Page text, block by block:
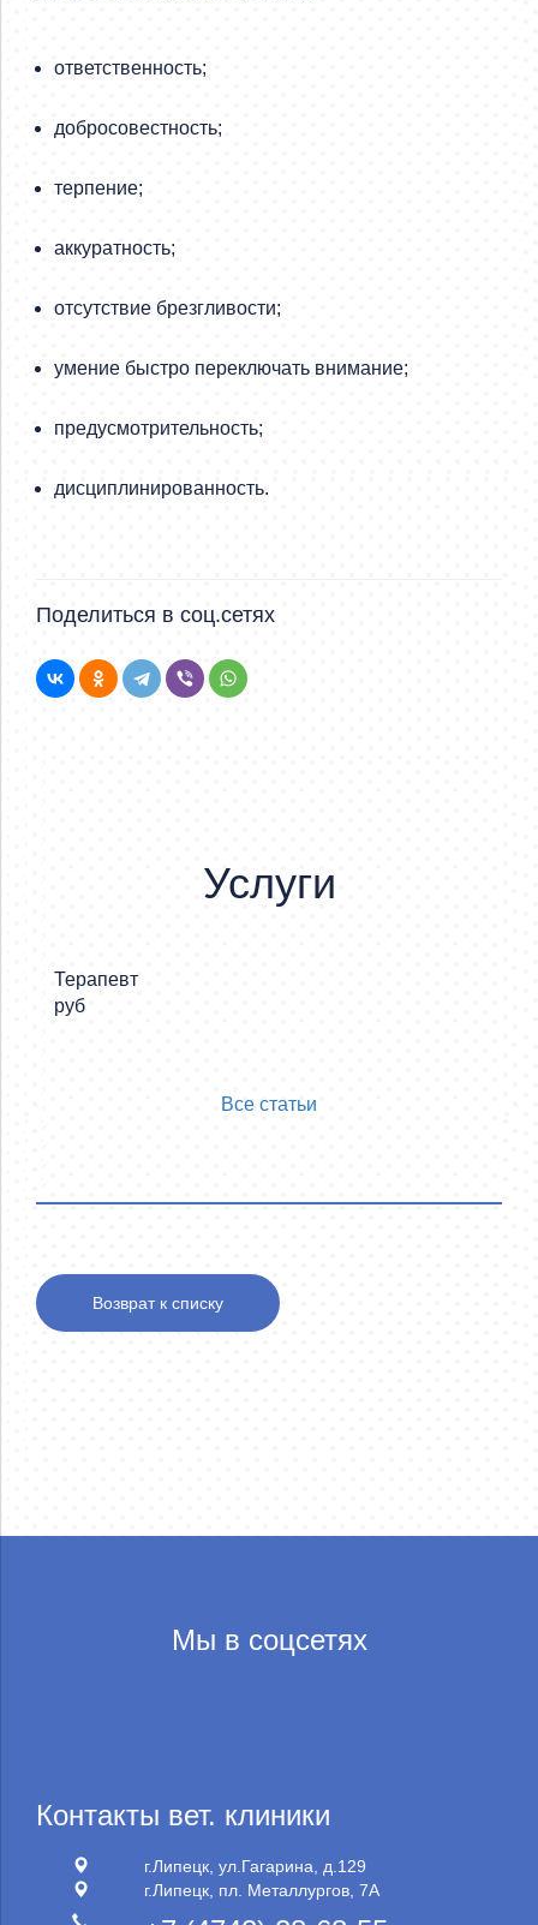
ответственность;
добросовестность;
терпение;
аккуратность;
отсутствие брезгливости;
умение быстро переключать внимание;
предусмотрительность;
дисциплинированность.
Поделиться в соц.сетях
Услуги
Терапевт
руб
Все статьи
Возврат к списку
Мы в соцсетях
Контакты вет. клиники
г.Липецк, ул.Гагарина, д.129
г.Липецк, пл. Металлургов, 7А